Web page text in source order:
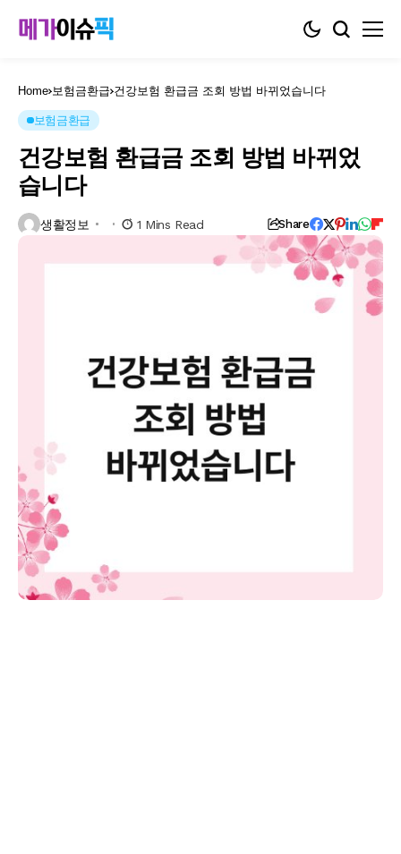
Home 보험금환급 건강보험 환급금 조회 방법 바뀌었습니다
보험금환급
건강보험 환급금 조회 방법 바뀌었
습니다
생활정보 1 Mins Read Share